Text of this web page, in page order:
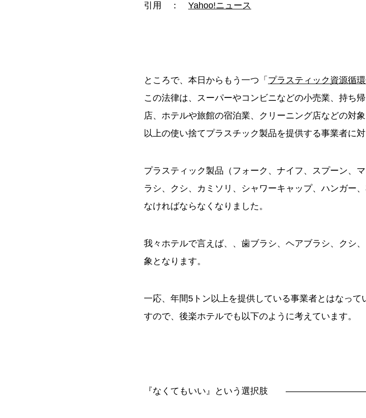
引用 ： Yahoo!ニュース
ところで、本日からもう一つ「 プラスティック資源循
この法律は、スーパーやコンビニなどの小売業、持ち
店、ホテルや旅館の宿泊業、クリーニング店などの対
以上の使い捨てプラスチック製品を提供する事業者に
プラスティック製品（フォーク、ナイフ、スプーン、
ラシ、クシ、カミソリ、シャワーキャップ、ハンガー
なければならなくなりました。
我々ホテルで言えば、、歯ブラシ、ヘアブラシ、クシ
象となります。
一応、年間5トン以上を提供している事業者とはなって
すので、後楽ホテルでも以下のように考えています。
『なくてもいい』という選択肢